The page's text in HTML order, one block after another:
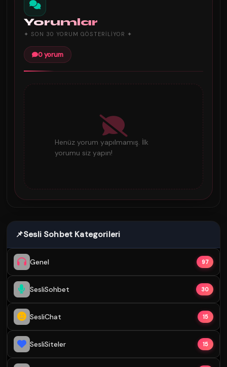
Yorumlar
✦ SON 30 YORUM GÖSTERILIYOR ✦
0 yorum
Henüz yorum yapılmamış. İlk
yorumu siz yapın!
📌Sesli Sohbet Kategorileri
Genel 97
SesliSohbet 30
SesliChat 15
SesliSiteler 15